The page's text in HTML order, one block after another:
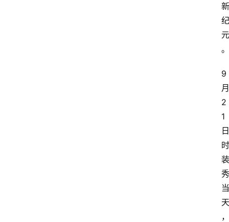
新
纪
元
。
9
月
2
1
日
时
装
秀
当
天
，